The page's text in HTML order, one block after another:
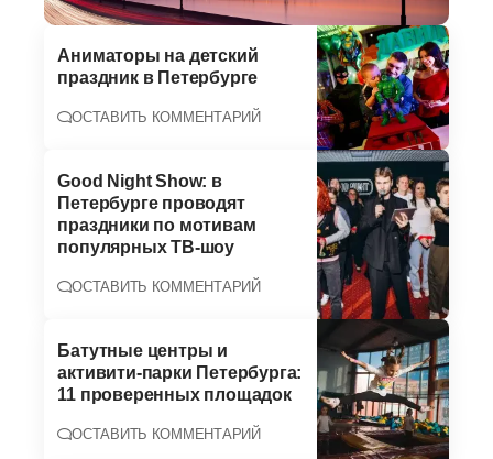
Аниматоры на детский
праздник в Петербурге
ОСТАВИТЬ КОММЕНТАРИЙ
Good Night Show: в
Петербурге проводят
праздники по мотивам
популярных ТВ-шоу
ОСТАВИТЬ КОММЕНТАРИЙ
Батутные центры и
активити-парки Петербурга:
11 проверенных площадок
ОСТАВИТЬ КОММЕНТАРИЙ